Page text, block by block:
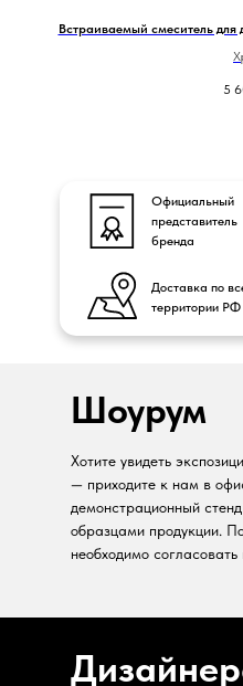
Встраиваемый смеситель
5
Официальный
представитель
бренда
Доставка по
территории РФ
Шоурум
Хотите увидеть
— приходите к нам в
демонстрационный
образцами продукции.
необходимо согласовать